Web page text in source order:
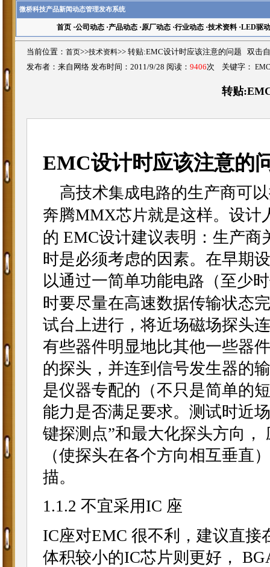
微桥科技产品新闻动态管理发布系统
首页·公司动态·产品动态·原厂动态·行业动态·技术资料·LED驱动
当前位置： 首页>>技术资料>> 转贴:EMC设计时应该注意的问题 双击
发布者：来自网络 发布时间：2011/9/28 阅读： 9406次 关键字： EMC
转贴
EMC设计时应该注意的
高技术集成电路的生产商可
奔腾MMX芯片就是这样。设计
的 EMC设计建议表明：生产
时是必须考虑的因素。在早期
以通过一简单功能电路 （至少
时要尽量在高速数据传输状态
试台上进行，将近场磁场探头
有些器件明显地比其他一些器
的探头，并连到信号发生器的
是仪器专配的（不只是简单的
能力是否满足要求。测试时近
键探测点”和最大化探头方向
（使探头在各个方向相互垂直
描。
1.1.2 不宜采用IC 座
IC座对EMC 很不利，建议直接
体积较小的IC芯片则更好，